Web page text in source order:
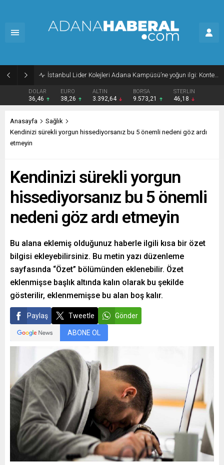
İstanbul Lider Kolejleri Adana Kampüsü’ne yoğun ilgi: Kontenjanlar dolmak üzere
DOLAR
36,46
EURO
38,26
ALTIN
3.392,64
BORSA
9.573,21
STERLIN
46,18
Anasayfa
Sağlık
Kendinizi sürekli yorgun hissediyorsanız bu 5 önemli nedeni göz ardı
etmeyin
Kendinizi sürekli yorgun
hissediyorsanız bu 5 önemli
nedeni göz ardı etmeyin
Bu alana eklemiş olduğunuz haberle ilgili kısa bir özet
bilgisi ekleyebilirsiniz. Bu metin yazı düzenleme
sayfasında “Özet” bölümünden eklenebilir. Özet
eklenmişse başlık altında kalın olarak bu şekilde
gösterilir, eklenmemişse bu alan boş kalır.
Paylaş Tweetle Gönder
ABONE OL